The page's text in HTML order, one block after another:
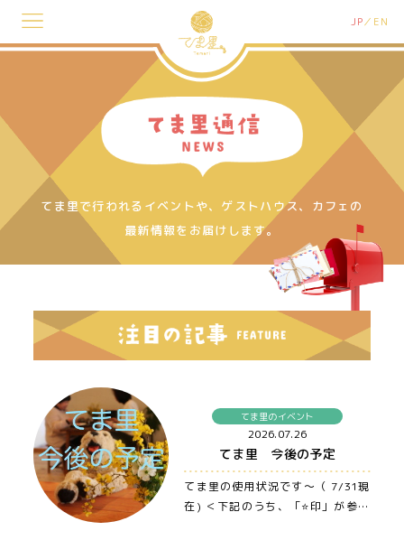
JP EN
てま里で行われるイベントや、ゲストハウス、カフェの
最新情報をお届けします。
てま里のイベント
2026.07.26
てま里 今後の予定
てま里の使用状況です〜（ 7/31現
在) ＜下記のうち、「⭐️印」が参加